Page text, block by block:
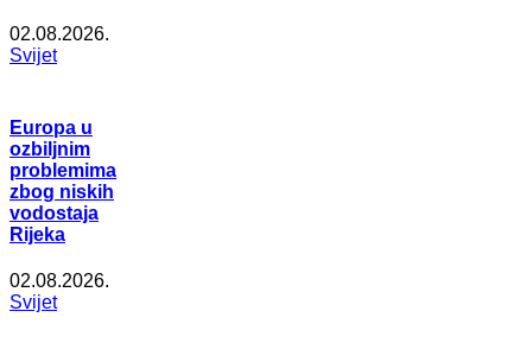
02.08.2026.
Svijet
Europa u
ozbiljnim
problemima
zbog niskih
vodostaja
Rijeka
02.08.2026.
Svijet